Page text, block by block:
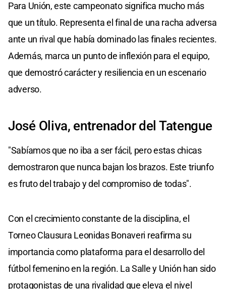
Para Unión, este campeonato significa mucho más
que un título. Representa el final de una racha adversa
ante un rival que había dominado las finales recientes.
Además, marca un punto de inflexión para el equipo,
que demostró carácter y resiliencia en un escenario
adverso.
José Oliva, entrenador del Tatengue
"Sabíamos que no iba a ser fácil, pero estas chicas
demostraron que nunca bajan los brazos. Este triunfo
es fruto del trabajo y del compromiso de todas".
Con el crecimiento constante de la disciplina, el
Torneo Clausura Leonidas Bonaveri reafirma su
importancia como plataforma para el desarrollo del
fútbol femenino en la región. La Salle y Unión han sido
protagonistas de una rivalidad que eleva el nivel